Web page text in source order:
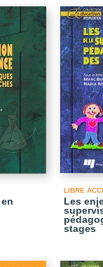
LIBRE
Les
stages